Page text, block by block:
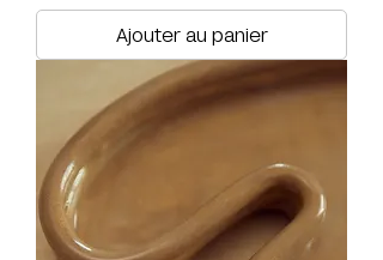
Ajouter au panier